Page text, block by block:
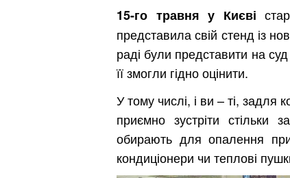
15-го травня у Києві
представила свій стенд із
раді були представити на
її змогли гідно оцінити.
У тому числі, і ви – ті,
приємно зустріти стільки
обирають для опалення
кондиціонери чи теплові